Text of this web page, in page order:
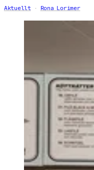
Aktuellt Rona Lorimer